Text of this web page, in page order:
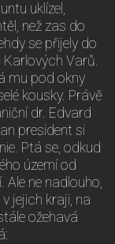
uklízel,
než zas do
se přijely do
Varů.
mu pod okny
kousky. Právě
dr. Edvard
president si
Ptá se, odkud
území od
Ale ne nadlouho,
jejich kraji, na
ožehavá